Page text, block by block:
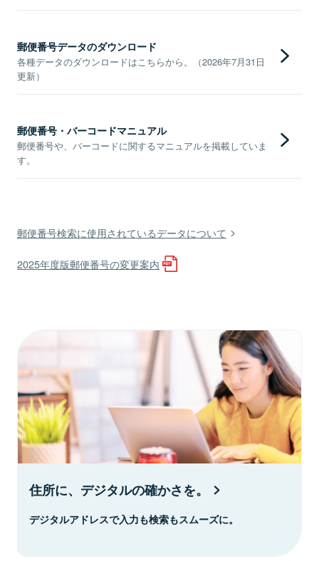
郵便番号データのダウンロード
各種データのダウンロードはこちらから。（2026年7月31日
更新）
郵便番号・バーコードマニュアル
郵便番号や、バーコードに関するマニュアルを掲載していま
す。
郵便番号検索に使用されているデータについて
2025年度版郵便番号の変更案内
住所に、デジタルの確かさを。
デジタルアドレスで入力も検索もスムーズに。